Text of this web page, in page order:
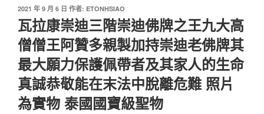
發
佈
於
2021 年 9 月 6 日 作者: ETONHSIAO
瓦拉康崇迪三階崇迪佛牌之王九大高
僧僧王阿贊多親製加持崇迪老佛牌其
最大願力保護佩帶者及其家人的生命
真誠恭敬能在末法中脫離危難 照片
為實物 泰國國寶級聖物